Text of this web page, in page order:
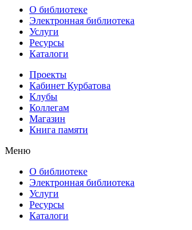
О библиотеке
Электронная библиотека
Услуги
Ресурсы
Каталоги
Проекты
Кабинет Курбатова
Клубы
Коллегам
Магазин
Книга памяти
Меню
О библиотеке
Электронная библиотека
Услуги
Ресурсы
Каталоги